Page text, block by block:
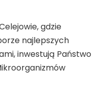
gdzie
najlepszych
inwestują Państwo